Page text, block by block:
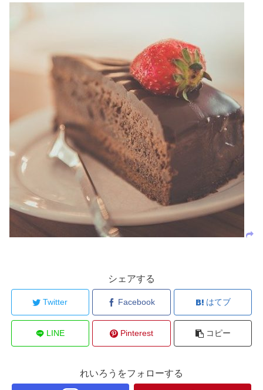
シェアする
Twitter Facebook はてブ
LINE Pinterest コピー
れいろうをフォローする